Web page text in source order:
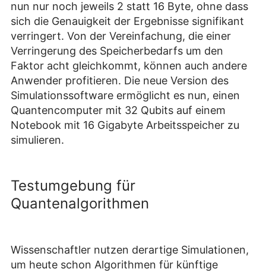
nun nur noch jeweils 2 statt 16 Byte, ohne dass
sich die Genauigkeit der Ergebnisse signifikant
verringert. Von der Vereinfachung, die einer
Verringerung des Speicherbedarfs um den
Faktor acht gleichkommt, können auch andere
Anwender profitieren. Die neue Version des
Simulationssoftware ermöglicht es nun, einen
Quantencomputer mit 32 Qubits auf einem
Notebook mit 16 Gigabyte Arbeitsspeicher zu
simulieren.
Testumgebung für
Quantenalgorithmen
Wissenschaftler nutzen derartige Simulationen,
um heute schon Algorithmen für künftige